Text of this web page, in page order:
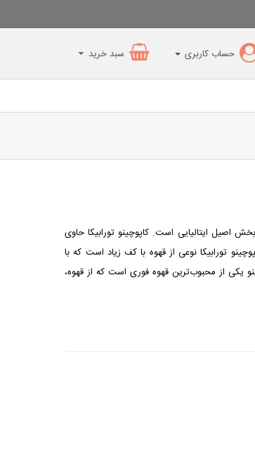
حساب کاربری سبد خرید
اصیل ایتالیایی است. کاپوچینو تورابیکاحاوی
تورابیکا نوعی از قهوه با کف زیاد است که با
یکی از محبوب‌ترین قهوه‌ فوری است که از قهوه،